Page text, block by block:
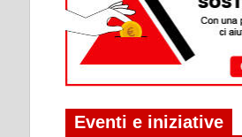
Eventi e iniziative